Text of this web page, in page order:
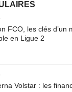
sodales.
odio.
FCO, les clés d’un
en Ligue 2
Volstar : les